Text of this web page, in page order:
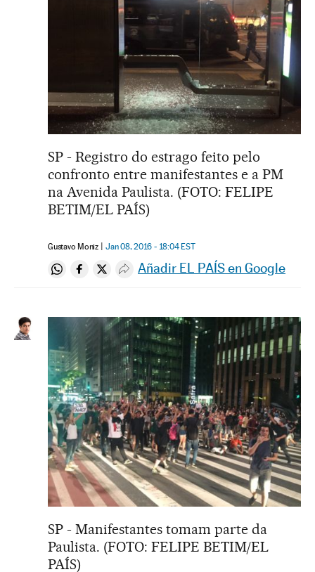
SP - Registro do estrago feito pelo
confronto entre manifestantes e a PM
na Avenida Paulista. (FOTO: FELIPE
BETIM/EL PAÍS)
Gustavo Moniz Jan 08, 2016 - 18:04 EST
Compartir en Whatsapp
Compartir en Facebook
Compartir en Twitter
Desplegar Redes Sociales
Añadir EL PAÍS en Google
SP - Manifestantes tomam parte da
Paulista. (FOTO: FELIPE BETIM/EL
PAÍS)